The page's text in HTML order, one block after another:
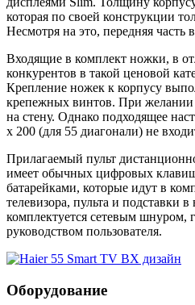
которая по своей конструкции
Несмотря на это, передняя часть
Входящие в комплект ножки, в
конкурентов в такой ценовой
Крепление ножек к корпусу
крепежных винтов. При желании
на стену. Однако подходящее
x 200 (для 55 диагонали) не
Прилагаемый пульт
имеет обычных цифровых
батарейками, которые идут в
телевизора, пульта и подставки
комплектуется сетевым шнуром,
руководством пользователя.
Оборудование